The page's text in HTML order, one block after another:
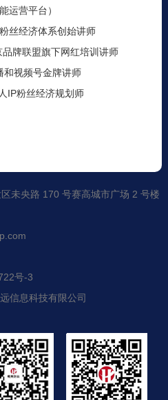
运营平台）
丝经济体系创始讲师
牌联盟旗下网红培训讲师
和视频号金牌讲师
IP粉丝经济规划师
未央路 170 号赛高城市广场 2 号楼
号-3
信息科技有限公司